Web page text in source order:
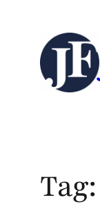
content
Tag: